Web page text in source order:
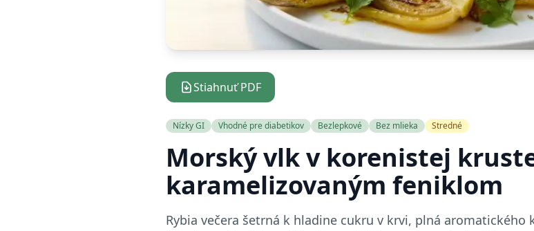
Stiahnuť PDF
Nízky GI Vhodné pre diabetikov Bezlepkové Bez mlieka Stredné
Morský vlk v korenistej
karamelizovaným feniklom
Rybia večera šetrná k hladine cukru v krvi, plná